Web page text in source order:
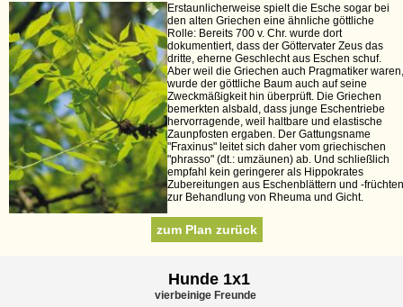
Erstaunlicherweise spielt die Esche sogar bei
den alten Griechen eine ähnliche göttliche
Rolle: Bereits 700 v. Chr. wurde dort
dokumentiert, dass der Göttervater Zeus das
dritte, eherne Geschlecht aus Eschen schuf.
Aber weil die Griechen auch Pragmatiker waren,
wurde der göttliche Baum auch auf seine
Zweckmäßigkeit hin überprüft. Die Griechen
bemerkten alsbald, dass junge Eschentriebe
hervorragende, weil haltbare und elastische
Zaunpfosten ergaben. Der Gattungsname
"Fraxinus" leitet sich daher vom griechischen
"phrasso" (dt.: umzäunen) ab. Und schließlich
empfahl kein geringerer als Hippokrates
Zubereitungen aus Eschenblättern und -früchten
zur Behandlung von Rheuma und Gicht.
zum Plan zurück
Hunde 1x1
vierbeinige Freunde